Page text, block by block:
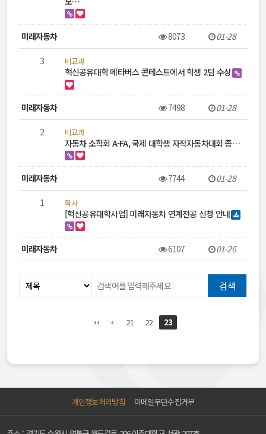
미래자동차 8073 01-28
3 비교과
혁신공유대학 메타버스 콘테스트에서 학생 2팀 수상
미래자동차 7498 01-28
2 비교과
자동차 소학회 A-FA, 국제 대학생 자작자동차대회 종…
미래자동차 7744 01-28
1 학사
[혁신공유대학사업] 미래자동차 연계전공 신청 안내
미래자동차 6107 01-26
21 22 23
개인정보처리방침 이메일무단수집거부